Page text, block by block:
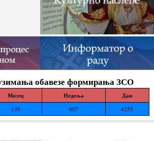
обавезе формирања ЗСО
Месец Недеља Дан
139 607 4255